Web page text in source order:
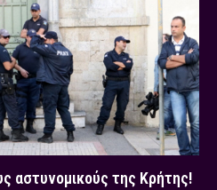
αστυνομικούς της Κρήτης!